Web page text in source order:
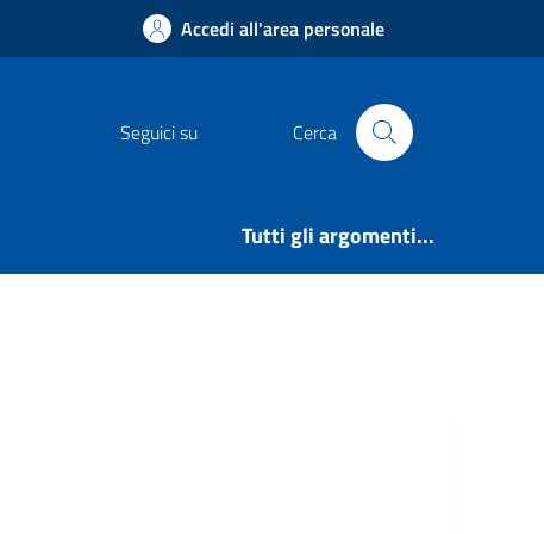
Accedi all'area personale
Seguici su Cerca
Tutti gli argomenti...